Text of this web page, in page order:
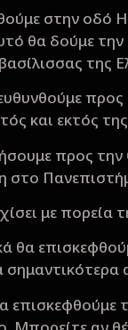
στην
θα δούμε την
της
και εκτός
προς
με
θα
επισκεφθούμε